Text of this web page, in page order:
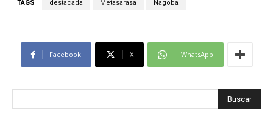
TAGS destacada Metasarasa Nagoba
Facebook X WhatsApp